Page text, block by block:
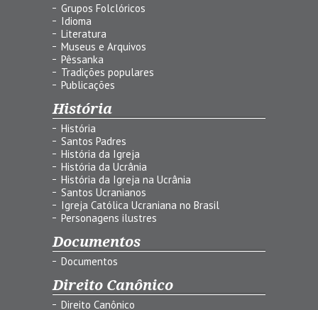
Grupos Folclóricos
Idioma
Literatura
Museus e Arquivos
Pêssanka
Tradições populares
Publicações
História
História
Santos Padres
História da Igreja
História da Ucrânia
História da Igreja na Ucrânia
Santos Ucranianos
Igreja Católica Ucraniana no Brasil
Personagens ilustres
Documentos
Documentos
Direito Canônico
Direito Canônico